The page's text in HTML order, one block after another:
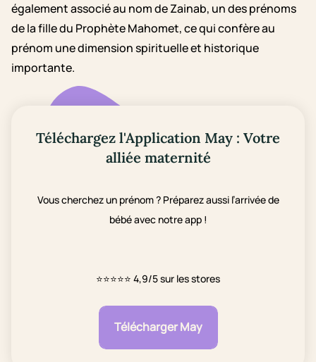
également associé au nom de Zainab, un des prénoms
de la fille du Prophète Mahomet, ce qui confère au
prénom une dimension spirituelle et historique
importante.
Téléchargez l'Application May : Votre
alliée maternité
Vous cherchez un prénom ? Préparez aussi l’arrivée de
bébé avec notre app !
⭐⭐⭐⭐⭐ 4,9/5 sur les stores
Télécharger May